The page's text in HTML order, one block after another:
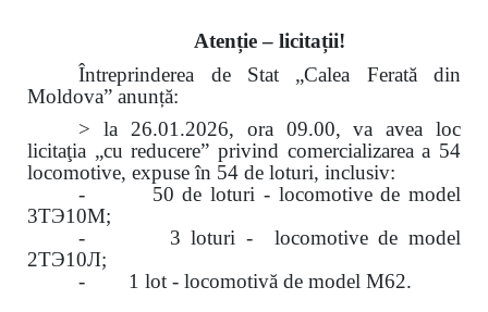
Atenție – licitații!
Întreprinderea de Stat „Calea Ferată din
Moldova” anunță:
> la 26.01.2026, ora 09.00, va avea loc
licitaţia „cu reducere” privind comercializarea a 54
locomotive, expuse în 54 de loturi, inclusiv:
- 50 de loturi - locomotive de model
3ТЭ10М;
- 3 loturi - locomotive de model
2ТЭ10Л;
- 1 lot - locomotivă de model M62.